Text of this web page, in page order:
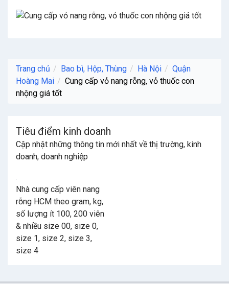
Trang chủ Bao bì, Hộp, Thùng Hà Nội
Quận
Hoàng Mai
Cung cấp vỏ nang rỗng, vỏ thuốc con
nhộng giá tốt
Tiêu điểm kinh doanh
Cập nhật những thông tin mới nhất về thị trường, kinh
doanh, doanh nghiệp
Nhà cung cấp viên nang
rỗng HCM theo gram, kg,
số lượng ít 100, 200 viên
& nhiều size 00, size 0,
size 1, size 2, size 3,
size 4